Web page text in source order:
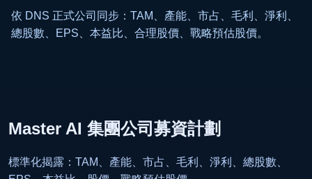
依 DNS 正式公司同步：TAM、產能、市占、毛利、淨利、
總股數、EPS、本益比、合理股價、戰略預估股價。
Master AI 集團公司募資計劃
標準化揭露：TAM、產能、市占、毛利、淨利、總股數、